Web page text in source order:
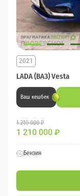
LADA (ВАЗ) Vesta
2021
Ваш кешбек
1 210 000 ₽
1 210 000 ₽
Бензин